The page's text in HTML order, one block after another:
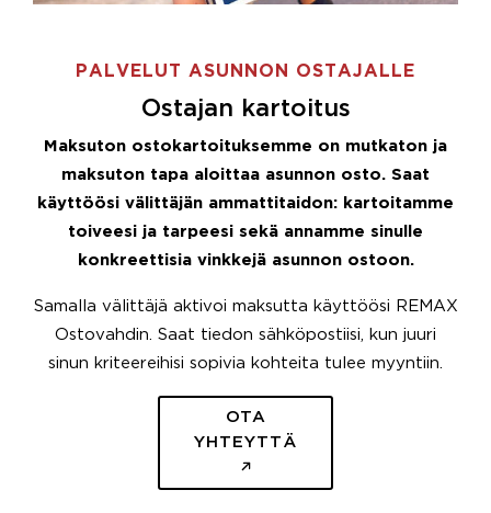
PALVELUT ASUNNON OSTAJALLE
Ostajan kartoitus
Maksuton ostokartoituksemme on mutkaton ja
maksuton tapa aloittaa asunnon osto. Saat
käyttöösi välittäjän ammattitaidon: kartoitamme
toiveesi ja tarpeesi sekä annamme sinulle
konkreettisia vinkkejä asunnon ostoon.
Samalla välittäjä aktivoi maksutta käyttöösi REMAX
Ostovahdin. Saat tiedon sähköpostiisi, kun juuri
sinun kriteereihisi sopivia kohteita tulee myyntiin.
OTA
YHTEYTTÄ